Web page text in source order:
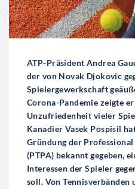
ATP-Präsident Andrea
der von Novak Djokovic
Spielergewerkschaft
Corona-Pandemie zeigte
Unzufriedenheit vieler
Kanadier Vasek Pospisil
Gründung der
(PTPA) bekannt gegeben,
Interessen der Spieler
soll. Von Tennisverbänden